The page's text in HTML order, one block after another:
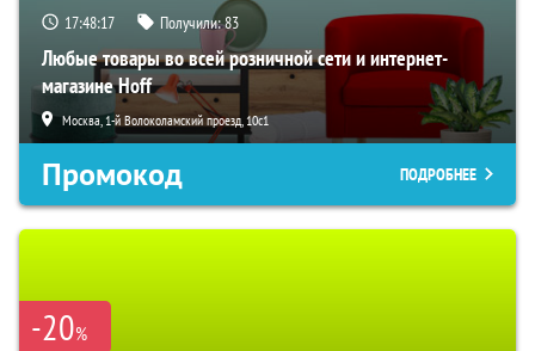
17:48:16 Получили:83
Любые товары во всей розничной сети и интернет-
магазине Hoff
Москва, 1-й Волоколамский проезд, 10с1
Промокод ПОДРОБНЕЕ
-20%